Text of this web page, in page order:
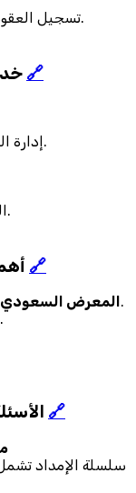
تسجيل العقود والموردين حسب أنظمة وزارة التجارة.
🔗
إدارة المخزون والمستودعات في منصة واحدة.
التكامل مع أنظمة المحاسبة والمبيعات.
🔗
المعرض السعودي .
.
🔗
سلسلة الإمداد